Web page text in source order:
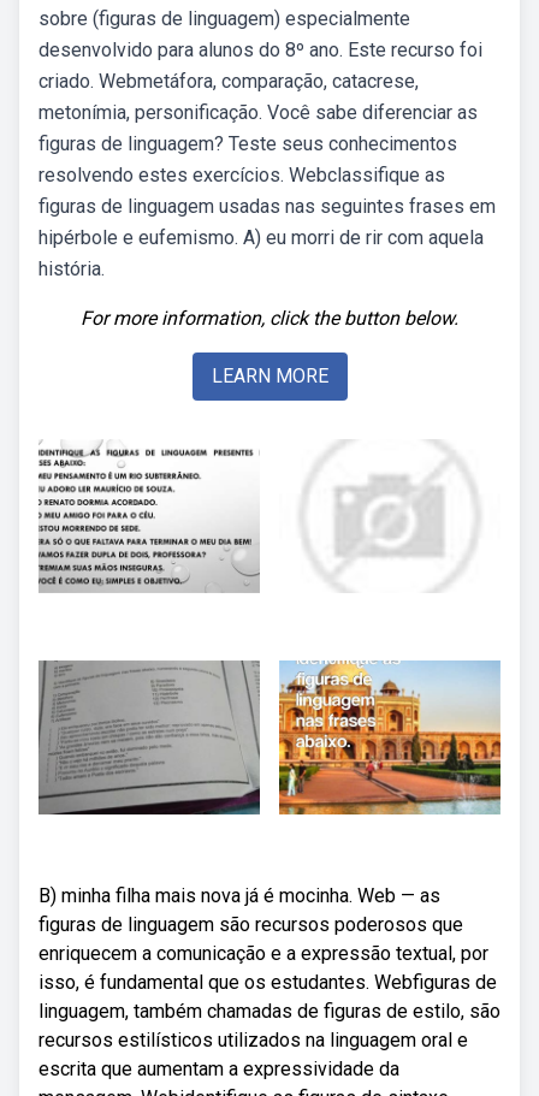
sobre (figuras de linguagem) especialmente
desenvolvido para alunos do 8º ano. Este recurso foi
criado. Webmetáfora, comparação, catacrese,
metonímia, personificação. Você sabe diferenciar as
figuras de linguagem? Teste seus conhecimentos
resolvendo estes exercícios. Webclassifique as
figuras de linguagem usadas nas seguintes frases em
hipérbole e eufemismo. A) eu morri de rir com aquela
história.
For more information, click the button below.
LEARN MORE
B) minha filha mais nova já é mocinha. Web — as
figuras de linguagem são recursos poderosos que
enriquecem a comunicação e a expressão textual, por
isso, é fundamental que os estudantes. Webfiguras de
linguagem, também chamadas de figuras de estilo, são
recursos estilísticos utilizados na linguagem oral e
escrita que aumentam a expressividade da